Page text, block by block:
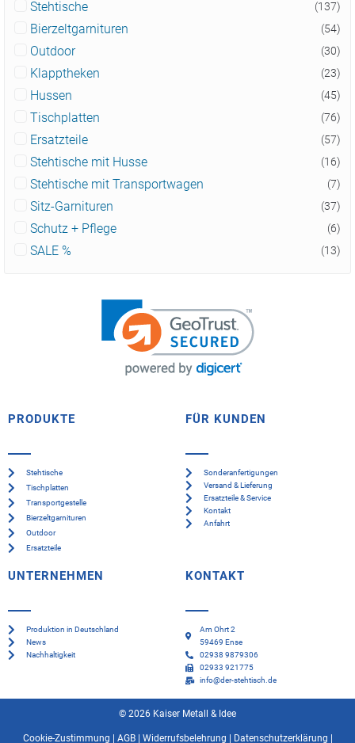
Stehtische (137)
Bierzeltgarnituren (54)
Outdoor (30)
Klapptheken (23)
Hussen (45)
Tischplatten (76)
Ersatzteile (57)
Stehtische mit Husse (16)
Stehtische mit Transportwagen (7)
Sitz-Garnituren (37)
Schutz + Pflege (6)
SALE % (13)
PRODUKTE
Stehtische
Tischplatten
Transportgestelle
Bierzeltgarnituren
Outdoor
Ersatzteile
FÜR KUNDEN
Sonderanfertigungen
Versand & Lieferung
Ersatzteile & Service
Kontakt
Anfahrt
UNTERNEHMEN
Produktion in Deutschland
News
Nachhaltigkeit
KONTAKT
Am Ohrt 2
59469 Ense
02938 9879306
02933 921775
info@der-stehtisch.de
© 2026 Kaiser Metall & Idee
Cookie-Zustimmung AGB| Widerrufsbelehrung Datenschutzerklärung